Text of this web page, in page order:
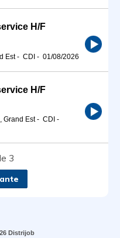
H/F
Est- CDI - 01/08/2026
H/F
Grand Est- CDI -
3
Distrijob